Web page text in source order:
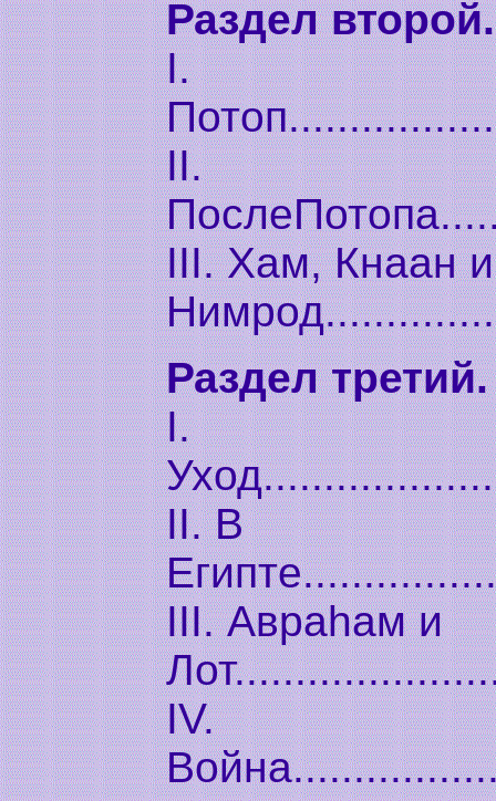
Раздел
I.
II.
III. Хам, Кнаан и
Раздел
I.
II. В
III. Авраhам и
IV.